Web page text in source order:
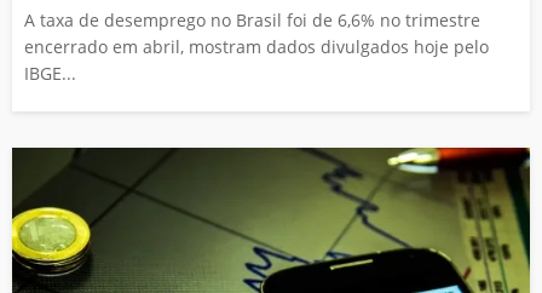
A taxa de desemprego no Brasil foi de 6,6% no trimestre
encerrado em abril, mostram dados divulgados hoje pelo
IBGE...